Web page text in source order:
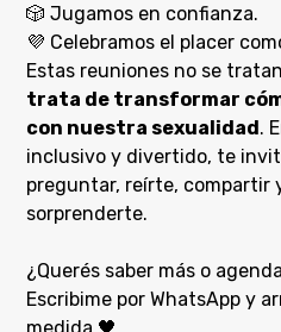
🎲 Jugamos en confianza.
💜 Celebramos el placer
Estas reuniones no se
trata de transformar
con nuestra sexualidad.
inclusivo y divertido, te
preguntar, reírte, compartir
sorprenderte.
¿Querés saber más o
Escribime por WhatsApp y